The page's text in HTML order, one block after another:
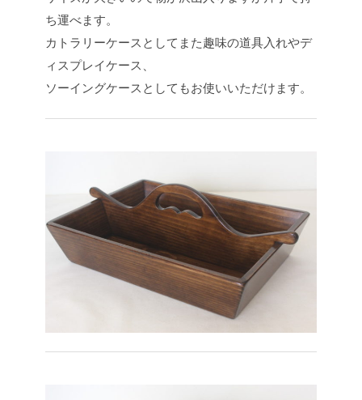
ち運べます。
カトラリーケースとしてまた趣味の道具入れやデ
ィスプレイケース、
ソーイングケースとしてもお使いいただけます。